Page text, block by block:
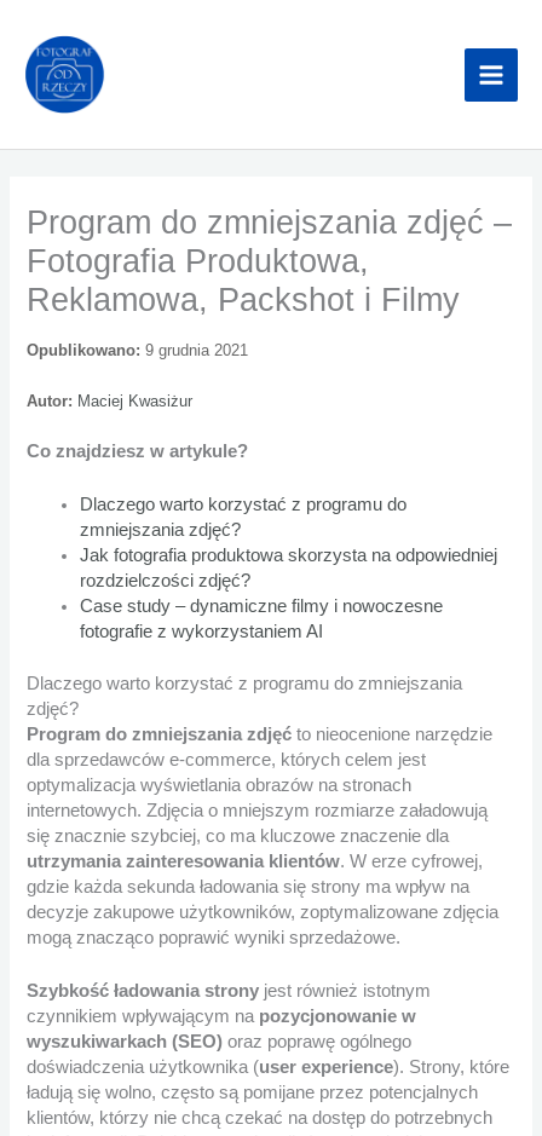
treści
Program do zmniejszania zdjęć –
Fotografia Produktowa,
Reklamowa, Packshot i Filmy
Opublikowano: 9 grudnia 2021
Autor: Maciej Kwasiżur
Co znajdziesz w artykule?
Dlaczego warto korzystać z programu do
zmniejszania zdjęć?
Jak fotografia produktowa skorzysta na odpowiedniej
rozdzielczości zdjęć?
Case study – dynamiczne filmy i nowoczesne
fotografie z wykorzystaniem AI
Dlaczego warto korzystać z programu do zmniejszania
zdjęć?
Program do zmniejszania zdjęć to nieocenione narzędzie
dla sprzedawców e-commerce, których celem jest
optymalizacja wyświetlania obrazów na stronach
internetowych. Zdjęcia o mniejszym rozmiarze załadowują
się znacznie szybciej, co ma kluczowe znaczenie dla
utrzymania zainteresowania klientów. W erze cyfrowej,
gdzie każda sekunda ładowania się strony ma wpływ na
decyzje zakupowe użytkowników, zoptymalizowane zdjęcia
mogą znacząco poprawić wyniki sprzedażowe.
Szybkość ładowania strony jest również istotnym
czynnikiem wpływającym na pozycjonowanie w
wyszukiwarkach (SEO) oraz poprawę ogólnego
doświadczenia użytkownika (user experience). Strony, które
ładują się wolno, często są pomijane przez potencjalnych
klientów, którzy nie chcą czekać na dostęp do potrzebnych